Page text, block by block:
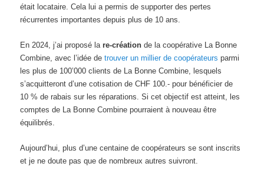
était locataire. Cela lui a permis de supporter des pertes
récurrentes importantes depuis plus de 10 ans.
En 2024, j’ai proposé lare-création de la coopérative La Bonne
Combine, avec l’idée detrouver un millier de coopérateurs parmi
les plus de 100’000 clients de La Bonne Combine, lesquels
s’acquitteront d’une cotisation de CHF 100.- pour bénéficier de
10 % de rabais sur les réparations. Si cet objectif est atteint, les
comptes de La Bonne Combine pourraient à nouveau être
équilibrés.
Aujourd’hui, plus d’une centaine de coopérateurs se sont inscrits
et je ne doute pas que de nombreux autres suivront.